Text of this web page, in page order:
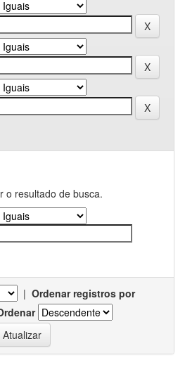
o resultado de busca.
| Ordenar registros por